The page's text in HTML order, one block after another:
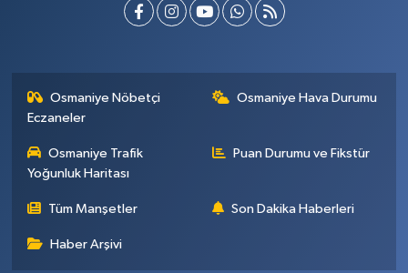
Osmaniye Nöbetçi
Eczaneler
Osmaniye Hava Durumu
Osmaniye Trafik
Yoğunluk Haritası
Puan Durumu ve Fikstür
Tüm Manşetler Son Dakika Haberleri
Haber Arşivi